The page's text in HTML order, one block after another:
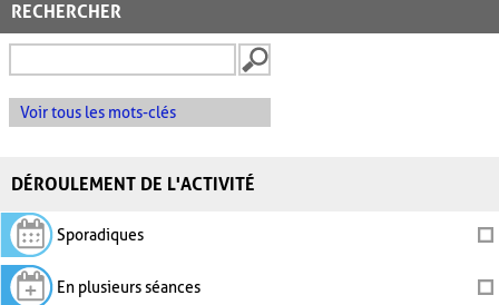
RECHERCHER
Voir tous les mots-clés
DÉROULEMENT DE L'ACTIVITÉ
Sporadiques
En plusieurs séances